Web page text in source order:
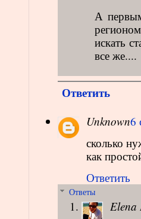
А
искать
все же....
Ответить
Unknown6
сколько
как
Ответить
Ответы
Elena